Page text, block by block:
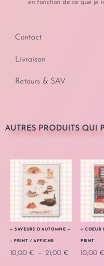
en fonction de ce que je
Contact
Livraison
Retours & SAV
AUTRES PRODUITS QUI
« SAVEURS D’AUTOMNE »
– PRINT / AFFICHE
10,00 € – 21,00 €
« COEUR
PRINT
10,00 €